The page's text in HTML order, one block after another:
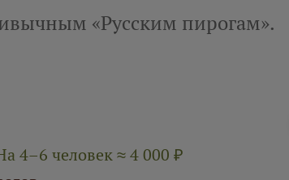
«Русским пирогам».
4–6 человек ≈ 4 000 ₽